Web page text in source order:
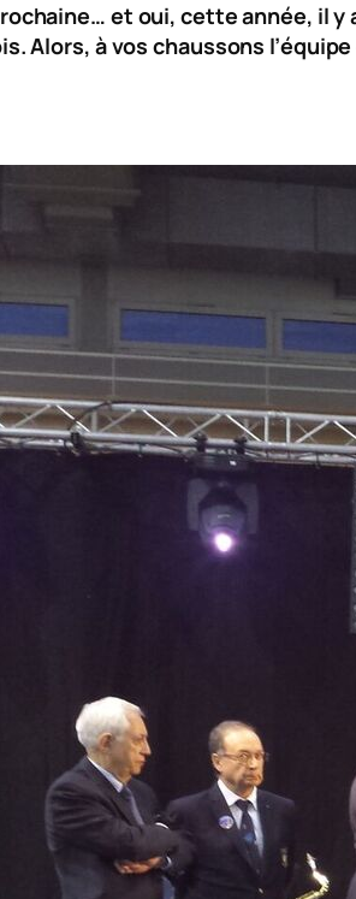
et oui, cette année, il
Alors, à vos chaussons